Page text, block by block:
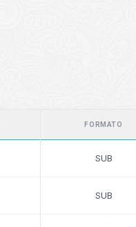
FORMATO
SUB
SUB